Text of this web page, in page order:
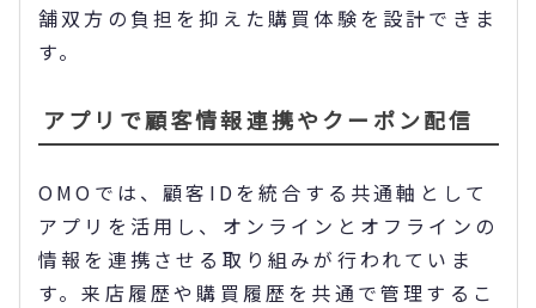
舗双方の負担を抑えた購買体験を設計できま
す。
アプリで顧客情報連携やクーポン配信
OMOでは、顧客IDを統合する共通軸として
アプリを活用し、オンラインとオフラインの
情報を連携させる取り組みが行われていま
す。来店履歴や購買履歴を共通で管理するこ